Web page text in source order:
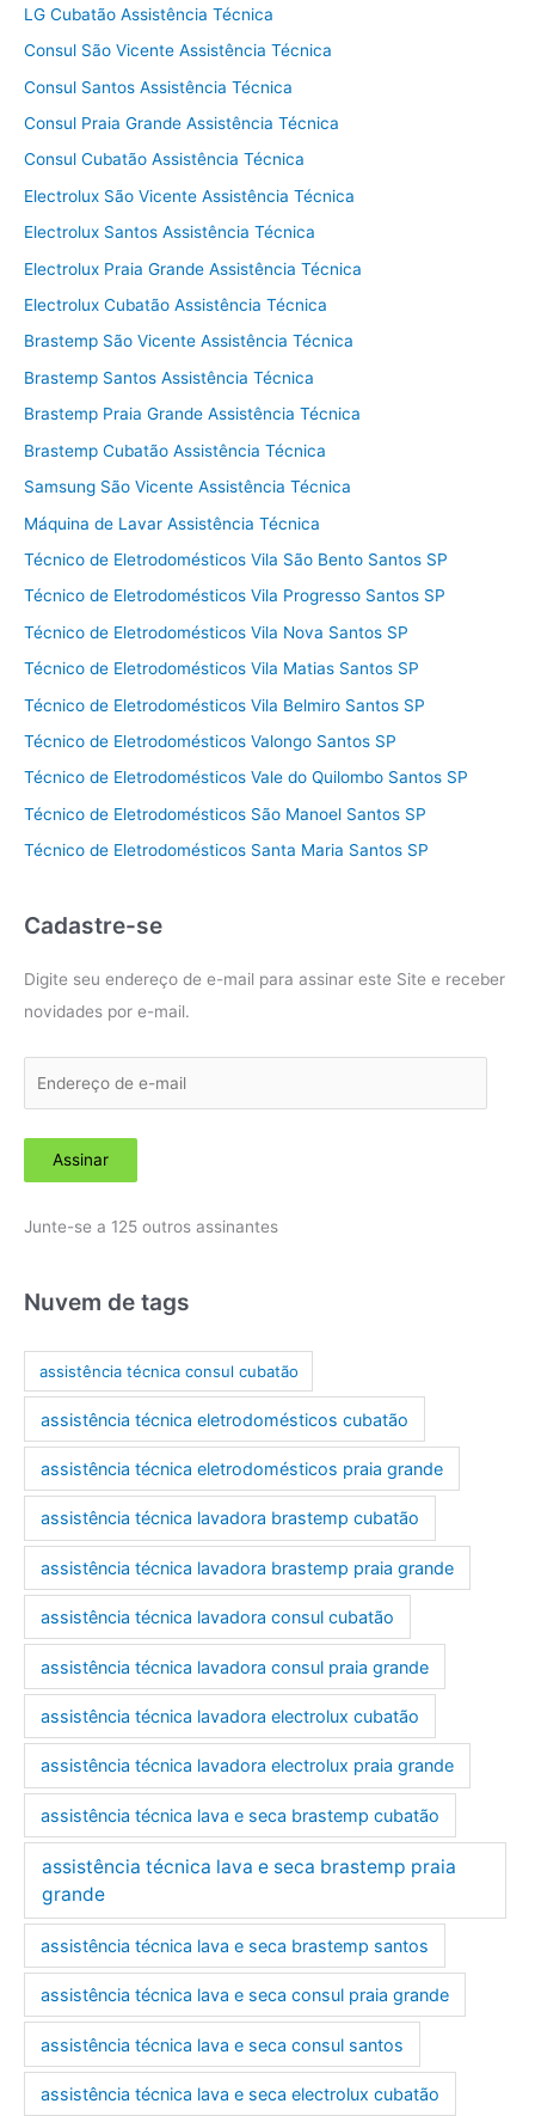
LG Cubatão Assistência Técnica
Consul São Vicente Assistência Técnica
Consul Santos Assistência Técnica
Consul Praia Grande Assistência Técnica
Consul Cubatão Assistência Técnica
Electrolux São Vicente Assistência Técnica
Electrolux Santos Assistência Técnica
Electrolux Praia Grande Assistência Técnica
Electrolux Cubatão Assistência Técnica
Brastemp São Vicente Assistência Técnica
Brastemp Santos Assistência Técnica
Brastemp Praia Grande Assistência Técnica
Brastemp Cubatão Assistência Técnica
Samsung São Vicente Assistência Técnica
Máquina de Lavar Assistência Técnica
Técnico de Eletrodomésticos Vila São Bento Santos SP
Técnico de Eletrodomésticos Vila Progresso Santos SP
Técnico de Eletrodomésticos Vila Nova Santos SP
Técnico de Eletrodomésticos Vila Matias Santos SP
Técnico de Eletrodomésticos Vila Belmiro Santos SP
Técnico de Eletrodomésticos Valongo Santos SP
Técnico de Eletrodomésticos Vale do Quilombo Santos SP
Técnico de Eletrodomésticos São Manoel Santos SP
Técnico de Eletrodomésticos Santa Maria Santos SP
Cadastre-se
Digite seu endereço de e-mail para assinar este Site e receber
novidades por e-mail.
d
e
o
e
a
Assinar
Junte-se a 125 outros assinantes
Nuvem de tags
assistência técnica consul cubatão
assistência técnica eletrodomésticos cubatão
assistência técnica eletrodomésticos praia grande
assistência técnica lavadora brastemp cubatão
assistência técnica lavadora brastemp praia grande
assistência técnica lavadora consul cubatão
assistência técnica lavadora consul praia grande
assistência técnica lavadora electrolux cubatão
assistência técnica lavadora electrolux praia grande
assistência técnica lava e seca brastemp cubatão
assistência técnica lava e seca brastemp praia
grande
assistência técnica lava e seca brastemp santos
assistência técnica lava e seca consul praia grande
assistência técnica lava e seca consul santos
assistência técnica lava e seca electrolux cubatão